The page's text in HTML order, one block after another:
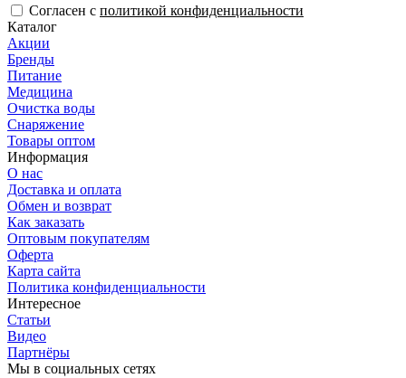
Согласен с политикой конфиденциальности
Каталог
Акции
Бренды
Питание
Медицина
Очистка воды
Снаряжение
Товары оптом
Информация
О нас
Доставка и оплата
Обмен и возврат
Как заказать
Оптовым покупателям
Оферта
Карта сайта
Политика конфиденциальности
Интересное
Статьи
Видео
Партнёры
Мы в социальных сетях